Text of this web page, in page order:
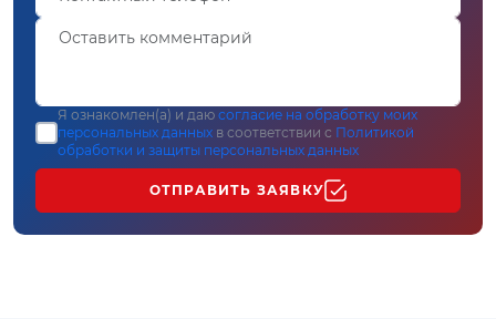
Я ознакомлен(а) и даю согласие на обработку моих
персональных данных в соответствии с Политикой
обработки и защиты персональных данных
ОТПРАВИТЬ ЗАЯВКУ